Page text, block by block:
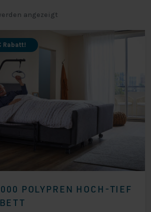
angezeigt
POLYPREN HOCH-TIEF
Rabatt!